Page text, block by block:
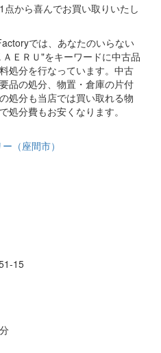
から喜んでお買い取りいたし
では、あなたのいらない
ＥＲＵ"をキーワードに中古品
処分を行なっています。中古
品の処分、物置・倉庫の片付
処分も当店では買い取れる物
処分費もお安くなります。
（座間市）
15